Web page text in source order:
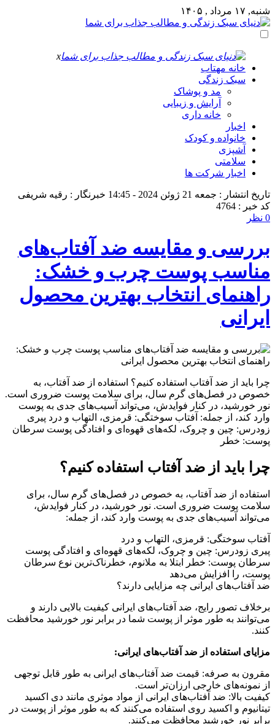
شنبه, ۱۷ مرداد , ۱۴۰۵
x
خانه مهتاب
سبک زندگی
مد و پوشاک
آرایش و زیبایی
خانه داری
اخبار
خانواده و کودک
آشپزی
سلامتی
اخبار شرکت ها
تاریخ انتشار : جمعه 21 ژوئن 2024 - 14:45
خبرنگار : رقیه شریفی
کد خبر : 4764
0 نظر
بررسی و مقایسه ضد آفتاب‌های
مناسب پوست چرب و خشک:
راهنمای انتخاب بهترین محصول
ایرانی
چرا باید از ضد آفتاب استفاده کنیم؟ استفاده از ضد آفتاب، به
خصوص در فصل‌های گرم سال، برای سلامت پوست ضروری است.
نور خورشید، در کنار فوایدش، می‌تواند آسیب‌های جدی به پوست
وارد کند، از جمله: آفتاب سوختگی: قرمزی، التهاب و درد پیری
زودرس: چین و چروک، لکه‌های قهوه‌ای و افتادگی پوست سرطان
پوست: خطر
چرا باید از ضد آفتاب استفاده کنیم؟
استفاده از ضد آفتاب، به خصوص در فصل‌های گرم سال، برای
سلامت پوست ضروری است. نور خورشید، در کنار فوایدش،
می‌تواند آسیب‌های جدی به پوست وارد کند، از جمله:
آفتاب سوختگی: قرمزی، التهاب و درد
پیری زودرس: چین و چروک، لکه‌های قهوه‌ای و افتادگی پوست
سرطان پوست: خطر ابتلا به ملانوم، خطرناک‌ترین نوع سرطان
پوست، را افزایش می‌دهد
ضد آفتاب‌های ایرانی چه مزایایی دارند؟
برخلاف تصور رایج، ضد آفتاب‌های ایرانی کیفیت بالایی دارند و
می‌توانند به طور موثر از پوست شما در برابر نور خورشید محافظت
کنند.
مزایای استفاده از ضد آفتاب‌های ایرانی:
مقرون به صرفه: قیمت ضد آفتاب‌های ایرانی به طور قابل توجهی
از نمونه‌های خارجی ارزان‌تر است.
کیفیت بالا: ضد آفتاب‌های ایرانی از مواد موثری مانند دی اکسید
تیتانیوم و اکسید روی استفاده می‌کنند که به طور موثر از پوست در
برابر نور خورشید محافظت می‌کنند.